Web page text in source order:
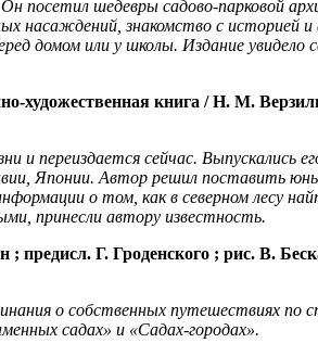
посетил шедевры садово-парковой
насаждений, знакомство с историей
домом или у школы. Издание
художественная книга / Н. М.
и переиздается сейчас. Выпускались
Японии. Автор решил поставить
о том, как в северном лесу
принесли автору известность.
; предисл. Г. Гроденского ; рис. В.
о собственных путешествиях по
садах» и «Садах-городах».